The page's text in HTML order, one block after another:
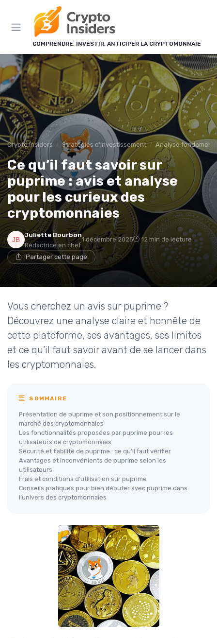
COMPRENDRE, INVESTIR, ANTICIPER LA CRYPTOMONNAIE
Crypto insiders Stratégies d'Investissement Analyse
Ce qu’il faut savoir sur
puprime : avis et analyse
pour les curieux des
cryptomonnaies
Juliette Bourbon
Rédactrice en chef
1 décembre 2025 12 min de lecture
Partager cette page
Vous cherchez un avis sur puprime ?
Découvrez une analyse claire et honnête de
cette plateforme, ses avantages, ses limites
et ce qu’il faut savoir avant de se lancer dans
les cryptomonnaies.
SOMMAIRE
Présentation de puprime et son positionnement sur le
marché des cryptomonnaies
Les fonctionnalités proposées par puprime pour les
utilisateurs de cryptomonnaies
Sécurité et fiabilité de puprime : ce qu’il faut vérifier
Avantages et inconvénients de puprime selon les
utilisateurs
Frais et conditions d’utilisation sur puprime
Conseils pratiques pour bien débuter avec puprime dans
l’univers des cryptomonnaies
Panneau de gestion des cookies